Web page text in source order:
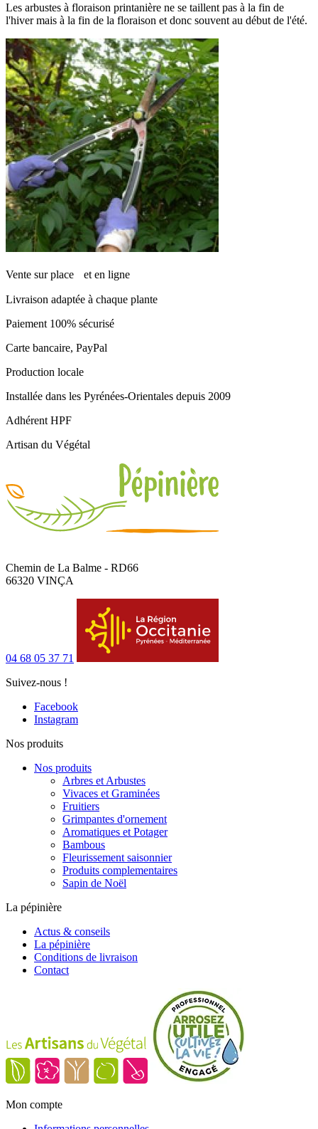
Les arbustes à floraison printanière ne se taillent pas à la fin de
l'hiver mais à la fin de la floraison et donc souvent au début de l'été.
Vente sur place et en ligne
Livraison adaptée à chaque plante
Paiement 100% sécurisé
Carte bancaire, PayPal
Production locale
Installée dans les Pyrénées-Orientales depuis 2009
Adhérent HPF
Artisan du Végétal
Chemin de La Balme - RD66
66320 VINÇA
04 68 05 37 71
Suivez-nous !
Facebook
Instagram
Nos produits
Nos produits
Arbres et Arbustes
Vivaces et Graminées
Fruitiers
Grimpantes d'ornement
Aromatiques et Potager
Bambous
Fleurissement saisonnier
Produits complementaires
Sapin de Noël
La pépinière
Actus & conseils
La pépinière
Conditions de livraison
Contact
Mon compte